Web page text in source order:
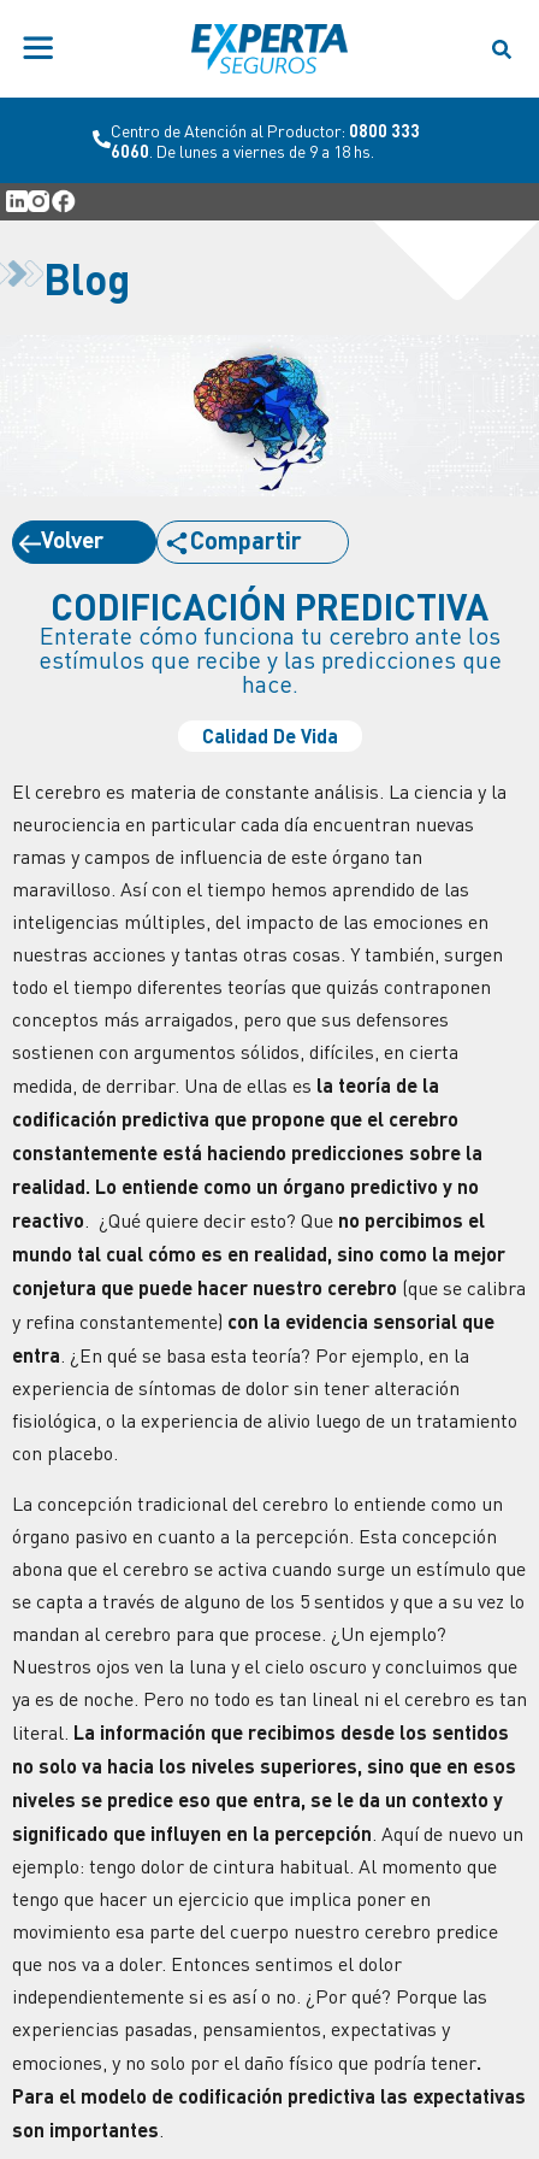
Centro de Atención al Productor: 0800 333
6060 . De lunes a viernes de 9 a 18 hs.
Blog
Volver Compartir
CODIFICACIÓN PREDICTIVA
Enterate cómo funciona tu cerebro ante los
estímulos que recibe y las predicciones que
hace.
Calidad De Vida
El cerebro es materia de constante análisis. La ciencia y la
neurociencia en particular cada día encuentran nuevas
ramas y campos de influencia de este órgano tan
maravilloso. Así con el tiempo hemos aprendido de las
inteligencias múltiples, del impacto de las emociones en
nuestras acciones y tantas otras cosas. Y también, surgen
todo el tiempo diferentes teorías que quizás contraponen
conceptos más arraigados, pero que sus defensores
sostienen con argumentos sólidos, difíciles, en cierta
medida, de derribar. Una de ellas es la teoría de la
codificación predictiva que propone que el cerebro
constantemente está haciendo predicciones sobre la
realidad. Lo entiende como un órgano predictivo y no
reactivo. ¿Qué quiere decir esto? Que no percibimos el
mundo tal cual cómo es en realidad, sino como la mejor
conjetura que puede hacer nuestro cerebro (que se calibra
y refina constantemente) con la evidencia sensorial que
entra. ¿En qué se basa esta teoría? Por ejemplo, en la
experiencia de síntomas de dolor sin tener alteración
fisiológica, o la experiencia de alivio luego de un tratamiento
con placebo.
La concepción tradicional del cerebro lo entiende como un
órgano pasivo en cuanto a la percepción. Esta concepción
abona que el cerebro se activa cuando surge un estímulo que
se capta a través de alguno de los 5 sentidos y que a su vez lo
mandan al cerebro para que procese. ¿Un ejemplo?
Nuestros ojos ven la luna y el cielo oscuro y concluimos que
ya es de noche. Pero no todo es tan lineal ni el cerebro es tan
literal. La información que recibimos desde los sentidos
no solo va hacia los niveles superiores, sino que en esos
niveles se predice eso que entra, se le da un contexto y
significado que influyen en la percepción . Aquí de nuevo un
ejemplo: tengo dolor de cintura habitual. Al momento que
tengo que hacer un ejercicio que implica poner en
movimiento esa parte del cuerpo nuestro cerebro predice
que nos va a doler. Entonces sentimos el dolor
independientemente si es así o no. ¿Por qué? Porque las
experiencias pasadas, pensamientos, expectativas y
emociones, y no solo por el daño físico que podría tener
Para el modelo de codificación predictiva las expectativas
son importantes